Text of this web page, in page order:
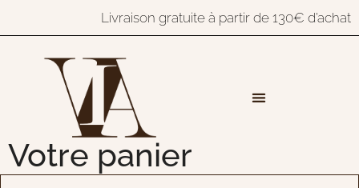
Livraison gratuite à partir de 130€ d’achat
Votre panier